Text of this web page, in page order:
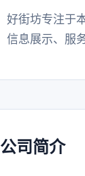
好街坊专注于
信息展示、服
公司简介